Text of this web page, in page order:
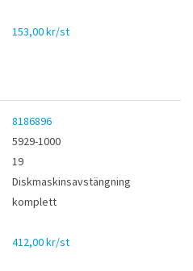
153,00 kr/st
8186896
5929-1000
19
Diskmaskinsavstängning
komplett
412,00 kr/st